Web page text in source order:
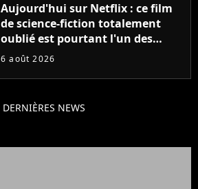
Aujourd'hui sur Netflix : ce film
de science-fiction totalement
oublié est pourtant l'un des
meilleurs des années 2010
6 août 2026
DERNIÈRES NEWS